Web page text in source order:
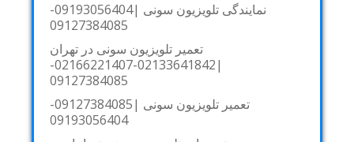
نمایندگی تلویزیون سونی |09193056404-
09127384085
تعمیر تلویزیون سونی در تهران
|02133641842-02166221407-
09127384085
تعمیر تلویزیون سونی |09127384085-
09193056404